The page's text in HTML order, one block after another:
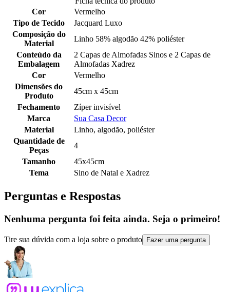
Cor
Vermelho
Tipo de Tecido
Jacquard Luxo
Composição do
Material
Linho 58% algodão 42% poliéster
Conteúdo da
Embalagem
2 Capas de Almofadas Sinos e 2 Capas de
Almofadas Xadrez
Cor
Vermelho
Dimensões do
Produto
45cm x 45cm
Fechamento
Zíper invisível
Marca
Sua Casa Decor
Material
Linho, algodão, poliéster
Quantidade de
Peças
4
Tamanho
45x45cm
Tema
Sino de Natal e Xadrez
Perguntas e Respostas
Nenhuma pergunta foi feita ainda. Seja o primeiro!
Tire sua dúvida com a loja sobre o produto Fazer uma pergunta